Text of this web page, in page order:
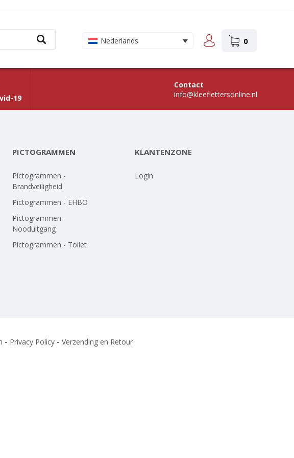
Nederlands 0
19
Contact
info@kleeflettersonline.nl
PICTOGRAMMEN
Pictogrammen -
Brandveiligheid
Pictogrammen - EHBO
Pictogrammen -
Nooduitgang
Pictogrammen - Toilet
KLANTENZONE
Login
- Privacy Policy- Verzending en Retour